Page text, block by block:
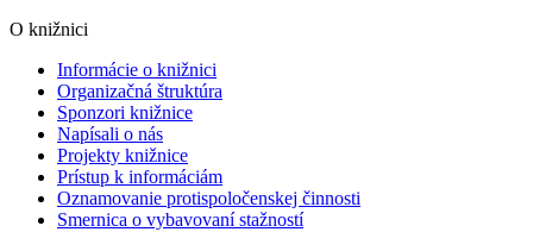
O knižnici
Informácie o knižnici
Organizačná štruktúra
Sponzori knižnice
Napísali o nás
Projekty knižnice
Prístup k informáciám
Oznamovanie protispoločenskej činnosti
Smernica o vybavovaní stažností